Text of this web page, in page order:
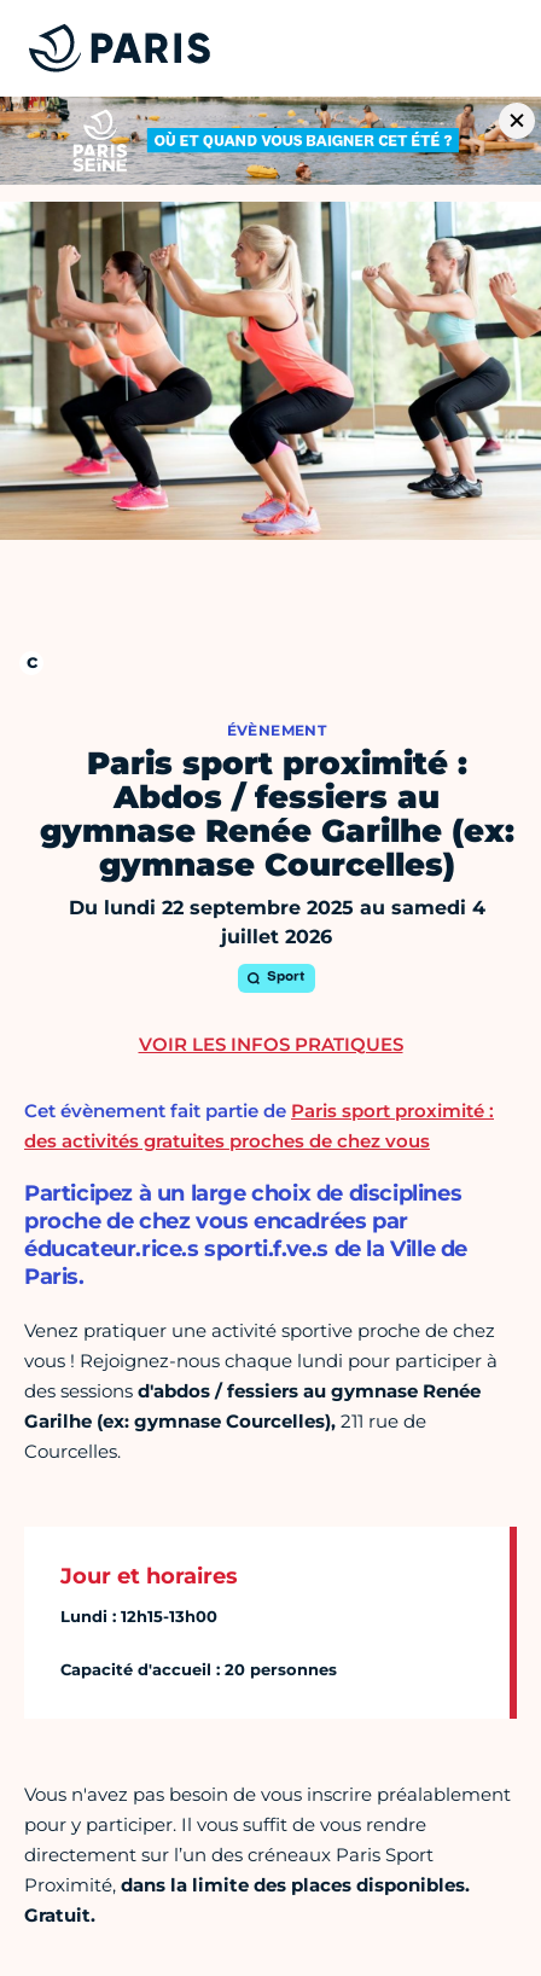
ÉVÈNEMENT
Paris sport proximité :
Abdos / fessiers au
gymnase Renée Garilhe (ex:
gymnase Courcelles)
Du lundi 22 septembre 2025 au samedi 4
juillet 2026
Sport
Cet évènement fait partie de Paris sport proximité :
des activités gratuites proches de chez vous
Participez à un large choix de disciplines
proche de chez vous encadrées par
éducateur.rice.s sporti.f.ve.s de la Ville de
Paris.
Venez pratiquer une activité sportive proche de chez
vous ! Rejoignez-nous chaque lundi pour participer à
des sessions d'abdos / fessiers au gymnase Renée
Garilhe (ex: gymnase Courcelles), 211 rue de
Courcelles.
Jour et horaires
Lundi : 12h15-13h00
Capacité d'accueil : 20 personnes
Vous n'avez pas besoin de vous inscrire préalablement
pour y participer. Il vous suffit de vous rendre
directement sur l’un des créneaux Paris Sport
Proximité, dans la limite des places disponibles.
Gratuit.
VOIR LES INFOS PRATIQUES